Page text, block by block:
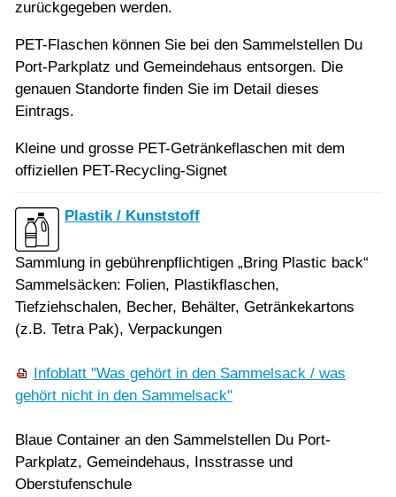
zurückgegeben werden.
PET-Flaschen können Sie bei den Sammelstellen Du
Port-Parkplatz und Gemeindehaus entsorgen. Die
genauen Standorte finden Sie im Detail dieses
Eintrags.
Kleine und grosse PET-Getränkeflaschen mit dem
offiziellen PET-Recycling-Signet
Plastik / Kunststoff
Sammlung in gebührenpflichtigen „Bring Plastic back“
Sammelsäcken: Folien, Plastikflaschen,
Tiefziehschalen, Becher, Behälter, Getränkekartons
(z.B. Tetra Pak), Verpackungen
Infoblatt "Was gehört in den Sammelsack / was
gehört nicht in den Sammelsack"
Blaue Container an den Sammelstellen Du Port-
Parkplatz, Gemeindehaus, Insstrasse und
Oberstufenschule